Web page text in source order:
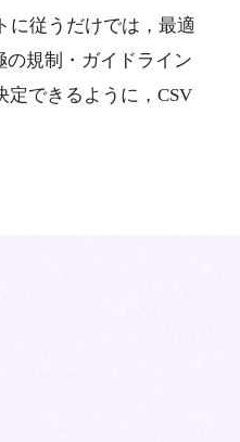
に従うだけでは，最適
の規制・ガイドライン
定できるように，CSV